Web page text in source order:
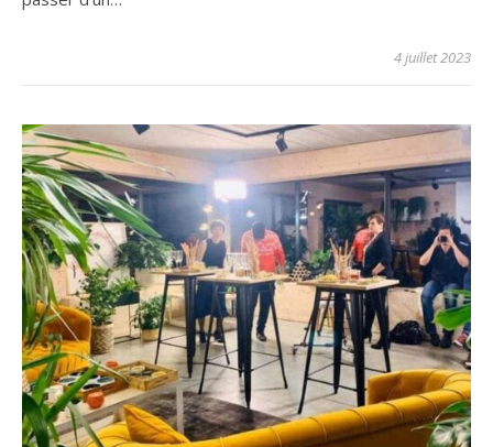
4 juillet 2023